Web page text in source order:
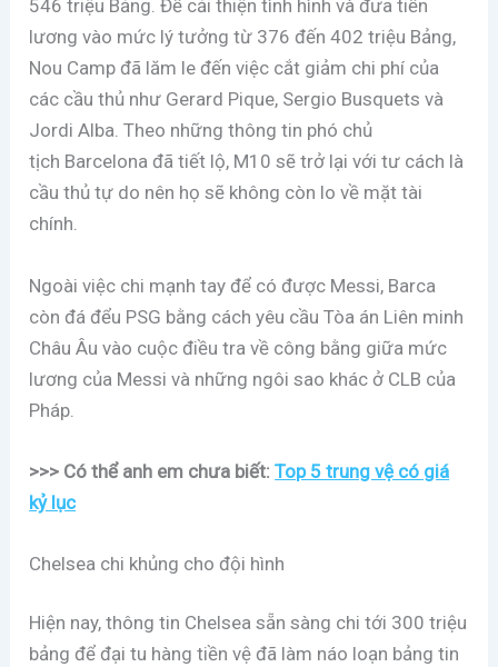
546 triệu Bảng. Để cải thiện tình hình và đưa tiền
lương vào mức lý tưởng từ 376 đến 402 triệu Bảng,
Nou Camp đã lăm le đến việc cắt giảm chi phí của
các cầu thủ như Gerard Pique, Sergio Busquets và
Jordi Alba. Theo những thông tin phó chủ
tịch Barcelona đã tiết lộ, M10 sẽ trở lại với tư cách là
cầu thủ tự do nên họ sẽ không còn lo về mặt tài
chính.
Ngoài việc chi mạnh tay để có được Messi, Barca
còn đá đểu PSG bằng cách yêu cầu Tòa án Liên minh
Châu Âu vào cuộc điều tra về công bằng giữa mức
lương của Messi và những ngôi sao khác ở CLB của
Pháp.
>>> Có thể anh em chưa biết:Top 5 trung vệ có giá
kỷ lục
Chelsea chi khủng cho đội hình
Hiện nay, thông tin Chelsea sẵn sàng chi tới 300 triệu
bảng để đại tu hàng tiền vệ đã làm náo loạn bảng tin